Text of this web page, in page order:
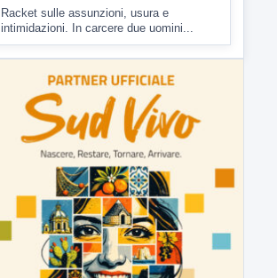
Racket sulle assunzioni, usura e
intimidazioni. In carcere due uomini...